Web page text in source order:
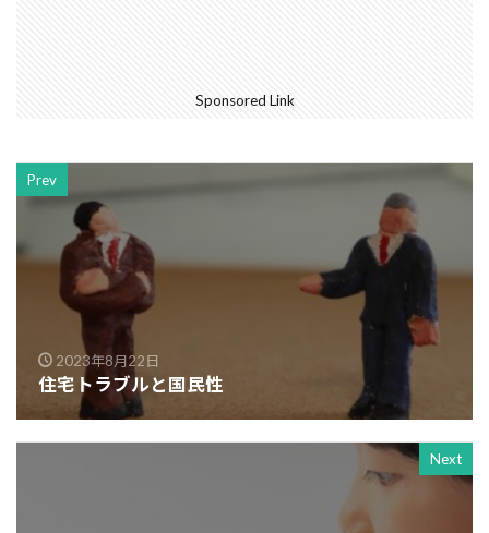
Sponsored Link
Prev
2023年8月22日
住宅トラブルと国民性
Next